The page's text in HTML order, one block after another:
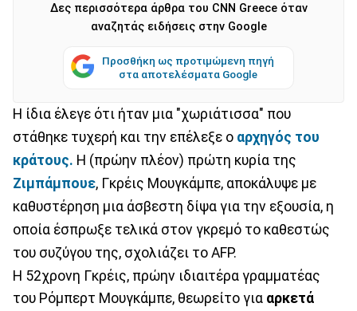
Δες περισσότερα άρθρα του CNN Greece όταν
αναζητάς ειδήσεις στην Google
Προσθήκη ως προτιμώμενη πηγή
στα αποτελέσματα Google
Η ίδια έλεγε ότι ήταν μια "χωριάτισσα" που
στάθηκε τυχερή και την επέλεξε ο αρχηγός του
κράτους. Η (πρώην πλέον) πρώτη κυρία της
Ζιμπάμπουε, Γκρέις Μουγκάμπε, αποκάλυψε με
καθυστέρηση μια άσβεστη δίψα για την εξουσία, η
οποία έσπρωξε τελικά στον γκρεμό το καθεστώς
του συζύγου της, σχολιάζει το AFP.
Η 52χρονη Γκρέις, πρώην ιδιαιτέρα γραμματέας
του Ρόμπερτ Μουγκάμπε, θεωρείτο για αρκετά